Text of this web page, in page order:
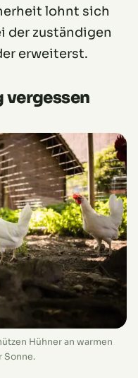
lohnt sich
der zuständigen
erweiterst.
vergessen
Hühner an warmen
Sonne.